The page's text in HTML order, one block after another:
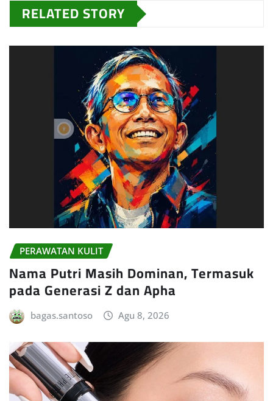
RELATED STORY
PERAWATAN KULIT
Nama Putri Masih Dominan, Termasuk
pada Generasi Z dan Apha
bagas.santoso Agu 8, 2026